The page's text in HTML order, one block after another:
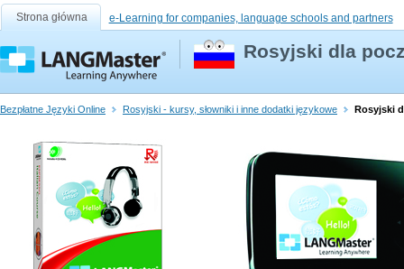
Strona główna e-Learning for companies, language schools and partners
Rosyjski dla
Bezpłatne Języki Online Rosyjski - kursy, słowniki i inne dodatki językowe Rosyjski